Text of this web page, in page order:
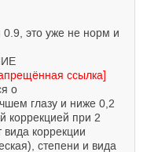
0.9, это уже не норм и
ссылка]
о
глазу и ниже 0,2
коррекцией при 2
вида коррекции
степени и вида